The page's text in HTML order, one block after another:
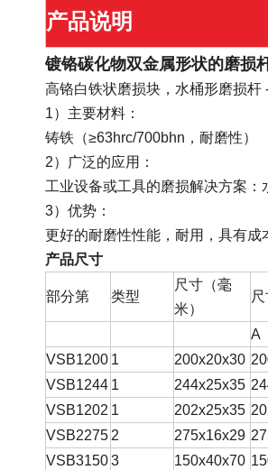
产品说明
镀铬碳化物双金属形状的磨损
高铬白铁状磨损块，水桶形磨损杆
1）主要材料：
铸铁（≥63hrc/700bhn，耐磨性）
2）广泛的应用：
工业设备或工具的磨损解决方案
3）优势：
更好的耐磨性性能，耐用，具有
产品尺寸
部分第 类型
尺寸（毫
米）
尺
A
VSB1200 1 200x20x30
VSB1244 1 244x25x35
VSB1202 1 202x25x35
VSB2275 2 275x16x29
VSB31503 150x40x70